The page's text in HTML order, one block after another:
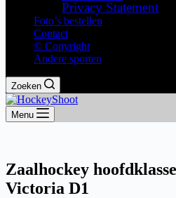
Privacy Statement
Foto’s bestellen
Contact
© Copyright
Andere sporten
Zoeken
Menu
Zaalhockey
Victoria D1